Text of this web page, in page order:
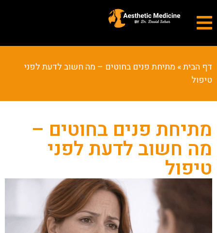
דף הבית» מתיחת פנים בחוטים – מה חשוב לדעת לפני
טיפול
מתיחת פנים בחוטים –
מה חשוב לדעת לפני
טיפול